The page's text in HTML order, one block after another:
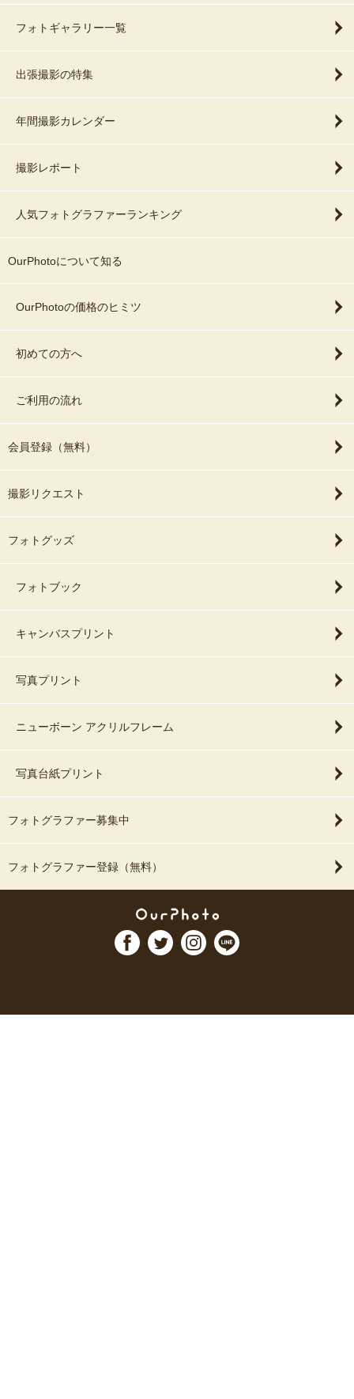
フォトギャラリー一覧
出張撮影の特集
年間撮影カレンダー
撮影レポート
人気フォトグラファーランキング
OurPhotoについて知る
OurPhotoの価格のヒミツ
初めての方へ
ご利用の流れ
会員登録（無料）
撮影リクエスト
フォトグッズ
フォトブック
キャンバスプリント
写真プリント
ニューボーン アクリルフレーム
写真台紙プリント
フォトグラファー募集中
フォトグラファー登録（無料）